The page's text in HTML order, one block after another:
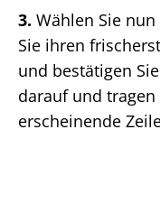
3. Wählen Sie nun
Sie ihren
und bestätigen
darauf und tragen
erscheinende